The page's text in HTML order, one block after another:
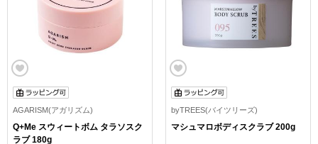
AGARISM(アガリズム)
Q+Me スウィートボム タラソスク
ラブ 180g
byTREES(バイツリーズ)
マシュマロボディスクラブ 200g